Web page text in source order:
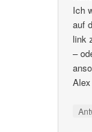
Ich
auf
link
–
Alex